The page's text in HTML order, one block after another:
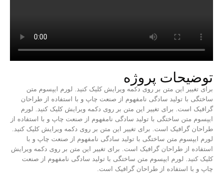
توضیحات پروژه
برای تغییر این متن بر روی دکمه ویرایش کلیک کنید. لورم ایپسوم متن
ساختگی با تولید سادگی نامفهوم از صنعت چاپ و با استفاده از طراحان
گرافیک است. برای تغییر این متن بر روی دکمه ویرایش کلیک کنید. لورم
ایپسوم متن ساختگی با تولید سادگی نامفهوم از صنعت چاپ و با استفاده از
طراحان گرافیک است. برای تغییر این متن بر روی دکمه ویرایش کلیک کنید.
لورم ایپسوم متن ساختگی با تولید سادگی نامفهوم از صنعت چاپ و با
استفاده از طراحان گرافیک است. برای تغییر این متن بر روی دکمه ویرایش
کلیک کنید. لورم ایپسوم متن ساختگی با تولید سادگی نامفهوم از صنعت
چاپ و با استفاده از طراحان گرافیک است.